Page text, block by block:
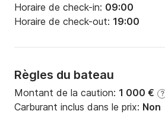
Horaire de check-in: 09:00
Horaire de check-out: 19:00
Règles du bateau
Montant de la caution: 1 000 € ?
Carburant inclus dans le prix: Non